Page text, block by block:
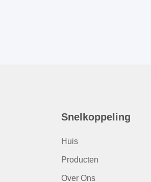
Snelkoppeling
Huis
Producten
Over Ons